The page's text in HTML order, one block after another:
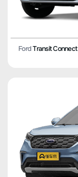
FordTransit Connect